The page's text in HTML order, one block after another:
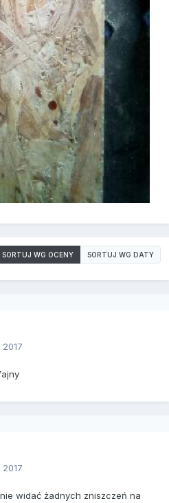
SORTUJ WG OCENY SORTUJ WG DATY
widać żadnych zniszczeń na